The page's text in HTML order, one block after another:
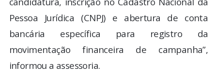
Pessoa Jurídica (CNPJ) e abertura de conta
bancária específica para registro da
movimentação financeira de campanha”,
informou a assessoria.